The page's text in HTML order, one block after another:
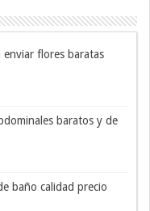
enviar flores baratas
baratos y de
baño calidad precio